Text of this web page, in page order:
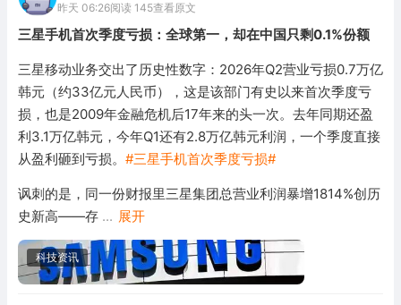
昨天 06:26阅读 145查看原文
三星手机首次季度亏损：全球第一，却在中国只剩0.1%份额
三星移动业务交出了历史性数字：2026年Q2营业亏损0.7万亿
韩元（约33亿元人民币），这是该部门有史以来首次季度亏
损，也是2009年金融危机后17年来的头一次。去年同期还盈
利3.1万亿韩元，今年Q1还有2.8万亿韩元利润，一个季度直接
从盈利砸到亏损。 #三星手机首次季度亏损#
讽刺的是，同一份财报里三星集团总营业利润暴增1814%创历
史新高——存 ... 展开
科技资讯